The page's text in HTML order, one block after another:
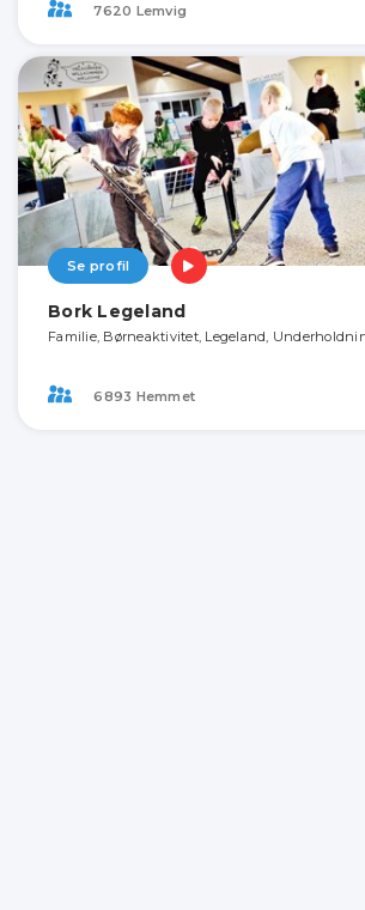
7620 Lemvig
Se profil
Bork Legeland
Familie, Børneaktivitet, Legeland,
6893 Hemmet